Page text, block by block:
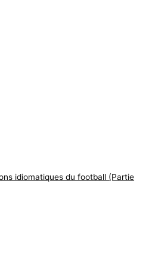
idiomatiques du football (Partie